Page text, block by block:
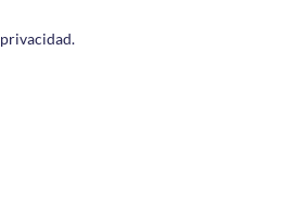
privacidad.